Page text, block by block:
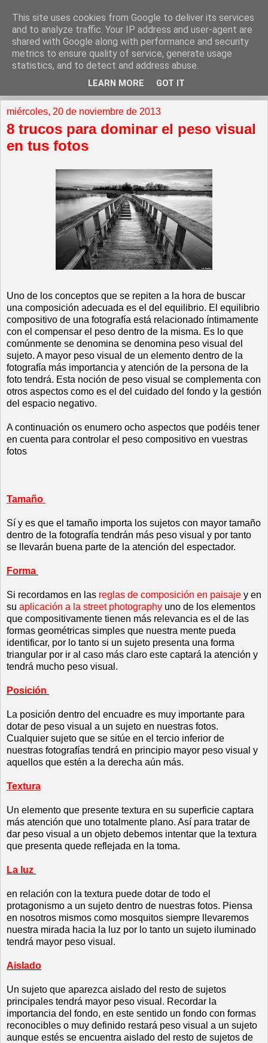
miércoles, 20 de noviembre de 2013
8 trucos para dominar el peso visual
en tus fotos
Uno de los conceptos que se repiten a la hora de buscar
una composición adecuada es el del equilibrio. El equilibrio
compositivo de una fotografía está relacionado íntimamente
con el compensar el peso dentro de la misma. Es lo que
comúnmente se denomina se denomina peso visual del
sujeto. A mayor peso visual de un elemento dentro de la
fotografía más importancia y atención de la persona de la
foto tendrá. Esta noción de peso visual se complementa con
otros aspectos como es el del cuidado del fondo y la gestión
del espacio negativo.
A continuación os enumero ocho aspectos que podéis tener
en cuenta para controlar el peso compositivo en vuestras
fotos
Tamaño
Sí y es que el tamaño importa los sujetos con mayor tamaño
dentro de la fotografía tendrán más peso visual y por tanto
se llevarán buena parte de la atención del espectador.
Forma
Si recordamos en las reglas de composición en paisaje y en
su aplicación a la street photography uno de los elementos
que compositivamente tienen más relevancia es el de las
formas geométricas simples que nuestra mente pueda
identificar, por lo tanto si un sujeto presenta una forma
triangular por ir al caso más claro este captará la atención y
tendrá mucho peso visual.
Posición
La posición dentro del encuadre es muy importante para
dotar de peso visual a un sujeto en nuestras fotos.
Cualquier sujeto que se sitúe en el tercio inferior de
nuestras fotografías tendrá en principio mayor peso visual y
aquellos que estén a la derecha aún más.
Textura
Un elemento que presente textura en su superficie captara
más atención que uno totalmente plano. Así para tratar de
dar peso visual a un objeto debemos intentar que la textura
que presenta quede reflejada en la toma.
La luz
en relación con la textura puede dotar de todo el
protagonismo a un sujeto dentro de nuestras fotos. Piensa
en nosotros mismos como mosquitos siempre llevaremos
nuestra mirada hacia la luz por lo tanto un sujeto iluminado
tendrá mayor peso visual.
Aislado
Un sujeto que aparezca aislado del resto de sujetos
principales tendrá mayor peso visual. Recordar la
importancia del fondo, en este sentido un fondo con formas
reconocibles o muy definido restará peso visual a un sujeto
aunque estés se encuentra aislado del resto de sujetos de
This site uses cookies from Google to deliver its services
and to analyze traffic. Your IP address and user-agent are
shared with Google along with performance and security
metrics to ensure quality of service, generate usage
statistics, and to detect and address abuse.
LEARN MORE GOT IT